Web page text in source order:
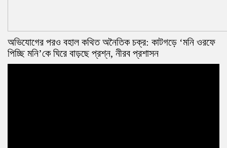
অভিযোগের পরও বহাল কথিত অনৈতিক চক্র: কাটগড়ে ‘মনি ওরফে
পিচ্ছি মনি’কে ঘিরে বাড়ছে প্রশ্ন, নীরব প্রশাসন